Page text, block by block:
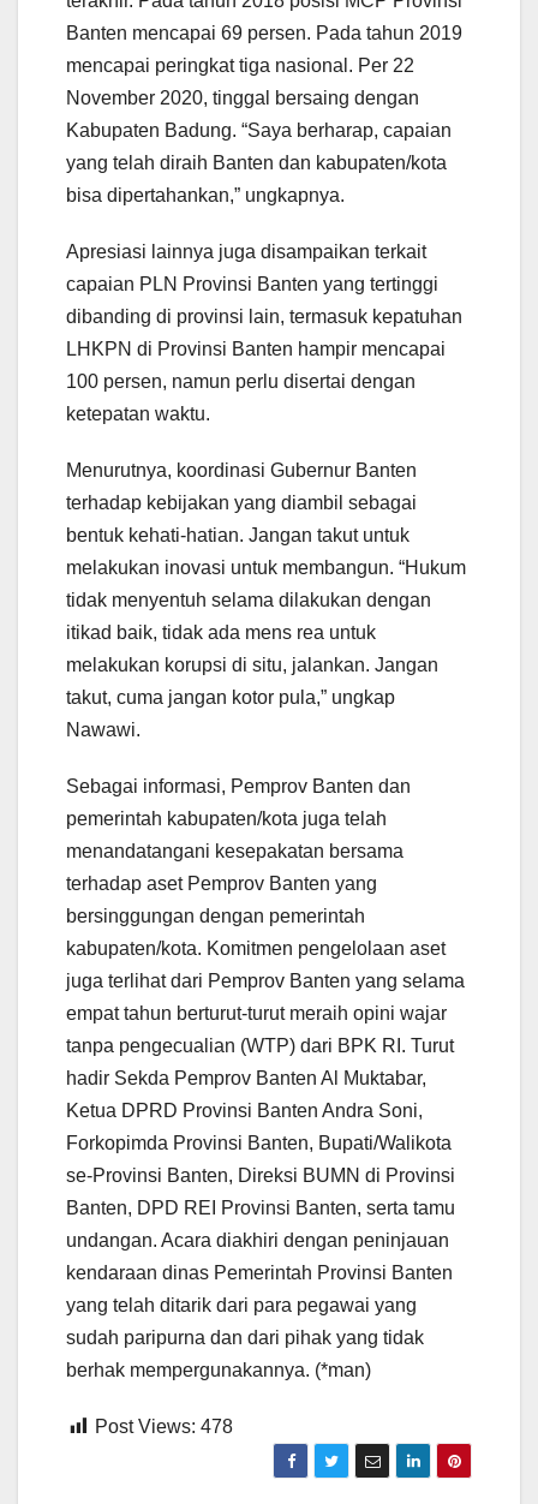
Banten mencapai 69 persen. Pada tahun 2019
mencapai peringkat tiga nasional. Per 22
November 2020, tinggal bersaing dengan
Kabupaten Badung. “Saya berharap, capaian
yang telah diraih Banten dan kabupaten/kota
bisa dipertahankan,” ungkapnya.
Apresiasi lainnya juga disampaikan terkait
capaian PLN Provinsi Banten yang tertinggi
dibanding di provinsi lain, termasuk kepatuhan
LHKPN di Provinsi Banten hampir mencapai
100 persen, namun perlu disertai dengan
ketepatan waktu.
Menurutnya, koordinasi Gubernur Banten
terhadap kebijakan yang diambil sebagai
bentuk kehati-hatian. Jangan takut untuk
melakukan inovasi untuk membangun. “Hukum
tidak menyentuh selama dilakukan dengan
itikad baik, tidak ada mens rea untuk
melakukan korupsi di situ, jalankan. Jangan
takut, cuma jangan kotor pula,” ungkap
Nawawi.
Sebagai informasi, Pemprov Banten dan
pemerintah kabupaten/kota juga telah
menandatangani kesepakatan bersama
terhadap aset Pemprov Banten yang
bersinggungan dengan pemerintah
kabupaten/kota. Komitmen pengelolaan aset
juga terlihat dari Pemprov Banten yang selama
empat tahun berturut-turut meraih opini wajar
tanpa pengecualian (WTP) dari BPK RI. Turut
hadir Sekda Pemprov Banten Al Muktabar,
Ketua DPRD Provinsi Banten Andra Soni,
Forkopimda Provinsi Banten, Bupati/Walikota
se-Provinsi Banten, Direksi BUMN di Provinsi
Banten, DPD REI Provinsi Banten, serta tamu
undangan. Acara diakhiri dengan peninjauan
kendaraan dinas Pemerintah Provinsi Banten
yang telah ditarik dari para pegawai yang
sudah paripurna dan dari pihak yang tidak
berhak mempergunakannya. (*man)
Post Views: 478